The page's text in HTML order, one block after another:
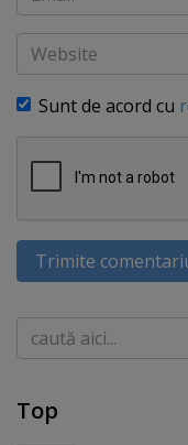
Website
Sunt de acord cu
Trimite
Caută
Top